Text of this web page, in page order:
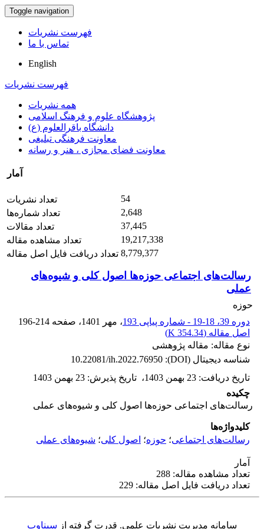
Toggle navigation
فهرست نشریات
تماس با ما
English
فهرست نشریات
همه نشریات
پژوهشگاه علوم و فرهنگ اسلامی
دانشگاه باقرالعلوم (ع)
معاونت فرهنگی تبلیغی
معاونت فضای مجازی ، هنر و رسانه
آمار
تعداد نشریات
54
تعداد شماره‌ها
2,648
تعداد مقالات
37,445
تعداد مشاهده مقاله
19,217,338
تعداد دریافت فایل اصل مقاله 8,779,377
رسالت‌های اجتماعی حوزه‌ها اصول کلی و شیوه‌های
عملی
حوزه
دوره 39، 18-19 - شماره پیاپی 193
، مهر 1401 ، صفحه 196-214
اصل مقاله (354.34 K
)
نوع مقاله: مقاله پژوهشی
شناسه دیجیتال (DOI):
10.22081/ih.2022.76950
تاریخ دریافت: 23 بهمن 1403 ، تاریخ پذیرش: 23 بهمن 1403
چکیده
رسالت‌های اجتماعی حوزه‌ها اصول کلی و شیوه‌های عملی
کلیدواژه‌ها
رسالت‌های اجتماعی؛ حوزه‌؛ اصول کلی؛ شیوه‌های عملی
آمار
تعداد مشاهده مقاله: 288
تعداد دریافت فایل اصل مقاله: 229
سامانه مدیریت نشریات علمی. قدرت گرفته از سیناوب